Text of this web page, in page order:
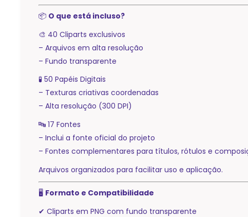
📦 O que está incluso?
🎨 40 Cliparts exclusivos
– Arquivos em alta resolução
– Fundo transparente
🧪 50 Papéis Digitais
– Texturas criativas coordenadas
– Alta resolução (300 DPI)
🔤 17 Fontes
– Inclui a fonte oficial do projeto
– Fontes complementares para títulos, rótulos e
Arquivos organizados para facilitar uso e aplicação.
🖥️ Formato e Compatibilidade
✔ Cliparts em PNG com fundo transparente